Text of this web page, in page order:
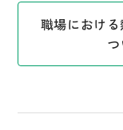
職場におけ
つ